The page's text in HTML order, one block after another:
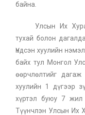
байна.
Улсын Их
тухай болон
Үндсэн хуулийн
байх тул Монгол
өөрчлөлтийг
хуулийн 1 дүгээр
хүртэл буюу 7 жил
Түүнчлэн Улсын Их